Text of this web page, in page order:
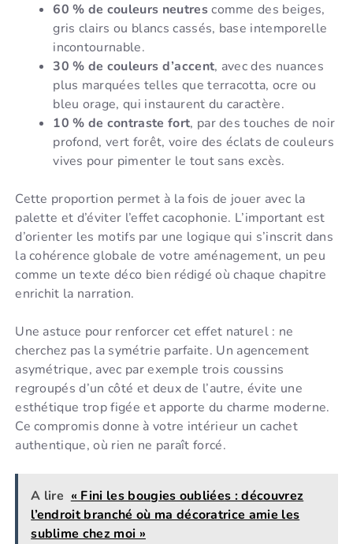
60 % de couleurs neutrescomme des beiges,
gris clairs ou blancs cassés, base intemporelle
incontournable.
30 % de couleurs d’accent, avec des nuances
plus marquées telles que terracotta, ocre ou
bleu orage, qui instaurent du caractère.
10 % de contraste fort, par des touches de noir
profond, vert forêt, voire des éclats de couleurs
vives pour pimenter le tout sans excès.
Cette proportion permet à la fois de jouer avec la
palette et d’éviter l’effet cacophonie. L’important est
d’orienter les motifs par une logique qui s’inscrit dans
la cohérence globale de votre aménagement, un peu
comme un texte déco bien rédigé où chaque chapitre
enrichit la narration.
Une astuce pour renforcer cet effet naturel : ne
cherchez pas la symétrie parfaite. Un agencement
asymétrique, avec par exemple trois coussins
regroupés d’un côté et deux de l’autre, évite une
esthétique trop figée et apporte du charme moderne.
Ce compromis donne à votre intérieur un cachet
authentique, où rien ne paraît forcé.
A lire « Fini les bougies oubliées : découvrez
l’endroit branché où ma décoratrice amie les
sublime chez moi »